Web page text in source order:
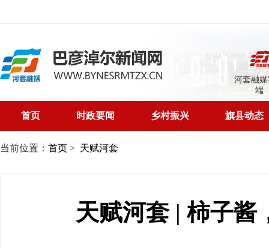
河套融
端
首页 时政要闻 乡村振兴 旗县动态
当前位置： 首页 > 天赋河套
天赋河套 | 柿子酱